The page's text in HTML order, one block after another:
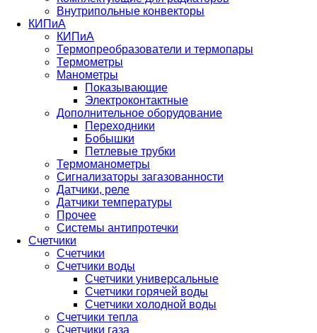
Внутрипольные конвекторы
КИПиА
КИПиА
Термопреобразователи и термопары
Термометры
Манометры
Показывающие
Электроконтактные
Дополнительное оборудование
Переходники
Бобышки
Петлевые трубки
Термоманометры
Сигнализаторы загазованности
Датчики, реле
Датчики температуры
Прочее
Системы антипротечки
Счетчики
Счетчики
Счетчики воды
Счетчики универсальные
Счетчики горячей воды
Счетчики холодной воды
Счетчики тепла
Счетчики газа